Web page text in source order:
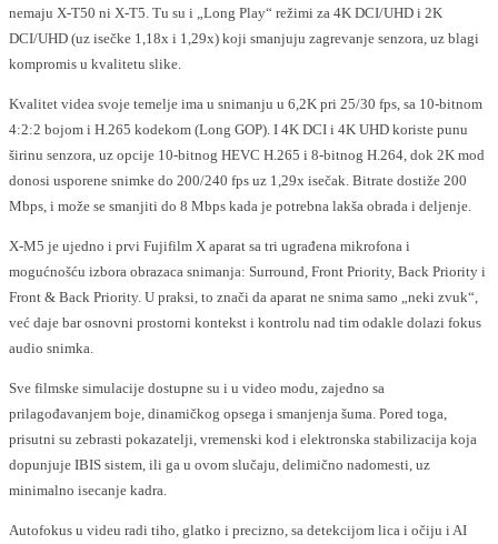
nemaju X-T50 ni X-T5. Tu su i „Long Play“ režimi za 4K DCI/UHD i 2K
DCI/UHD (uz isečke 1,18x i 1,29x) koji smanjuju zagrevanje senzora, uz blagi
kompromis u kvalitetu slike.
Kvalitet videa svoje temelje ima u snimanju u 6,2K pri 25/30 fps, sa 10-bitnom
4:2:2 bojom i H.265 kodekom (Long GOP). I 4K DCI i 4K UHD koriste punu
širinu senzora, uz opcije 10-bitnog HEVC H.265 i 8-bitnog H.264, dok 2K mod
donosi usporene snimke do 200/240 fps uz 1,29x isečak. Bitrate dostiže 200
Mbps, i može se smanjiti do 8 Mbps kada je potrebna lakša obrada i deljenje.
X-M5 je ujedno i prvi Fujifilm X aparat sa tri ugrađena mikrofona i
mogućnošću izbora obrazaca snimanja: Surround, Front Priority, Back Priority i
Front & Back Priority. U praksi, to znači da aparat ne snima samo „neki zvuk“,
već daje bar osnovni prostorni kontekst i kontrolu nad tim odakle dolazi fokus
audio snimka.
Sve filmske simulacije dostupne su i u video modu, zajedno sa
prilagođavanjem boje, dinamičkog opsega i smanjenja šuma. Pored toga,
prisutni su zebrasti pokazatelji, vremenski kod i elektronska stabilizacija koja
dopunjuje IBIS sistem, ili ga u ovom slučaju, delimično nadomesti, uz
minimalno isecanje kadra.
Autofokus u videu radi tiho, glatko i precizno, sa detekcijom lica i očiju i AI